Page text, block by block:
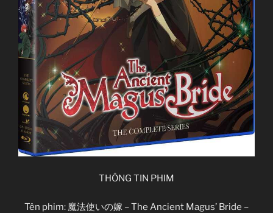
進撃の巨人: The Final Season
TVs
MAPPA
Violence, Action, Fantasy, Angst, Adventure,
Horror, Manga, Shounen,
Post-apocalypse, Military, Tragedy
Giới thiệu nội dung:
THÔNG TIN PHIM
Tên phim: 魔法使いの嫁 – The Ancient Magus’ Bride –